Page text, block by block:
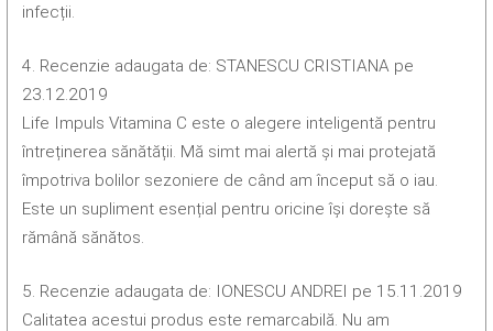
infecții.
4. Recenzie adaugata de: STANESCU CRISTIANA pe
23.12.2019
Life Impuls Vitamina C este o alegere inteligentă pentru
întreținerea sănătății. Mă simt mai alertă și mai protejată
împotriva bolilor sezoniere de când am început să o iau.
Este un supliment esențial pentru oricine își dorește să
rămână sănătos.
5. Recenzie adaugata de: IONESCU ANDREI pe 15.11.2019
Calitatea acestui produs este remarcabilă. Nu am